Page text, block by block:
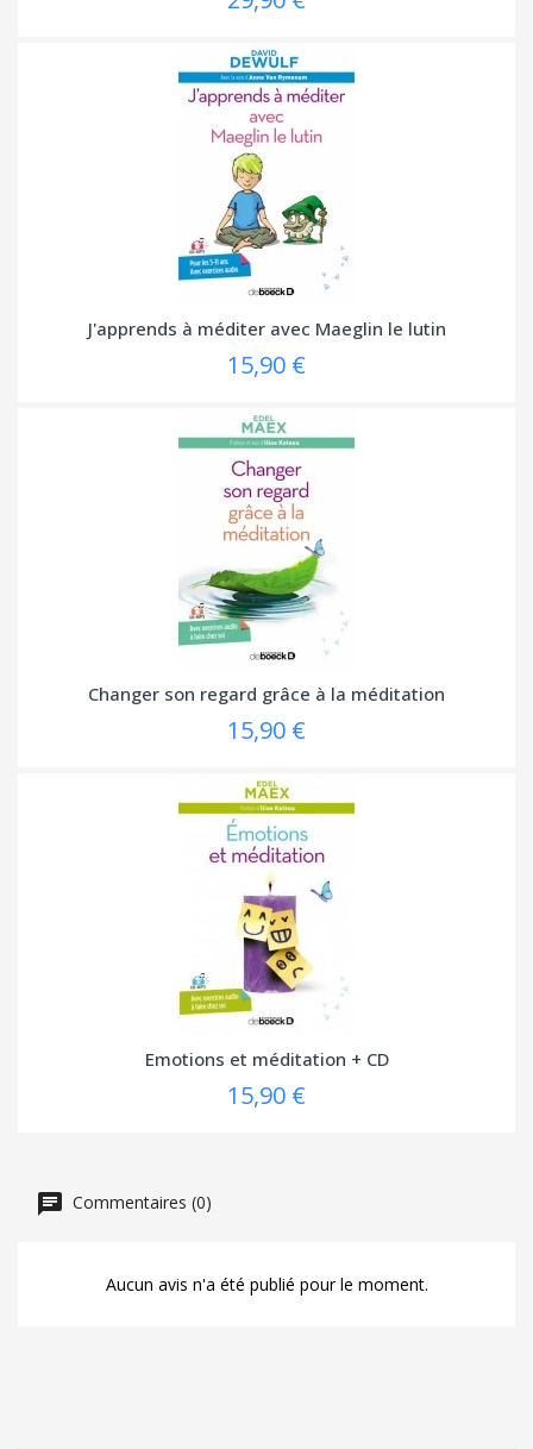
J'apprends à méditer avec Maeglin le lutin
15,90 €
Changer son regard grâce à la méditation
15,90 €
Emotions et méditation + CD
15,90 €
Commentaires (0)
Aucun avis n'a été publié pour le moment.